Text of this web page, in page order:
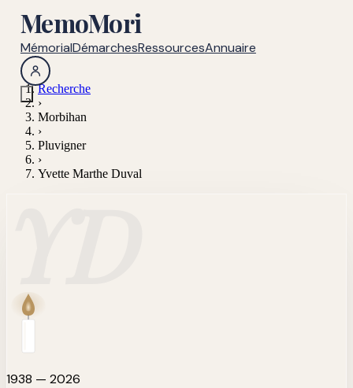
MemoMori
MémorialDémarchesRessourcesAnnuaire
Recherche
›
Morbihan
›
Pluvigner
›
Yvette Marthe Duval
1938 — 2026